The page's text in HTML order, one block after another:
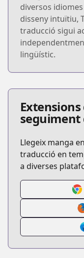
diversos
disseny intuïtiu,
traducció sigui
lingüístic.
seguiment
Llegeix manga
traducció en
a diverses